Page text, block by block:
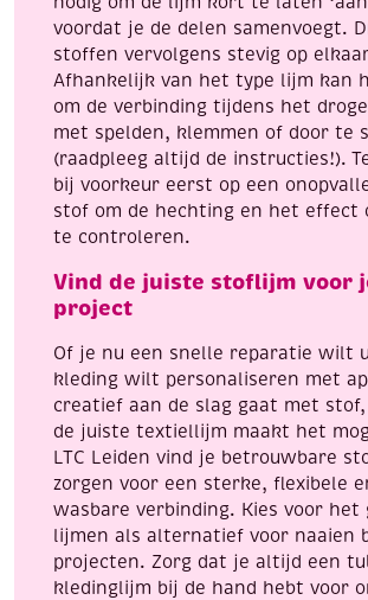
voordat je de delen samenvoegt.
stoffen vervolgens stevig op
Afhankelijk van het type lijm kan
om de verbinding tijdens het
met spelden, klemmen of door te
(raadpleeg altijd de instructies!).
bij voorkeur eerst op een
stof om de hechting en het effect
te controleren.
Vind de juiste stoflijm voor
project
Of je nu een snelle reparatie wilt
kleding wilt personaliseren met
creatief aan de slag gaat met
de juiste textiellijm maakt het
LTC Leiden vind je betrouwbare
zorgen voor een sterke, flexibele
wasbare verbinding. Kies voor het
lijmen als alternatief voor naaien
projecten. Zorg dat je altijd een
kledinglijm bij de hand hebt voor